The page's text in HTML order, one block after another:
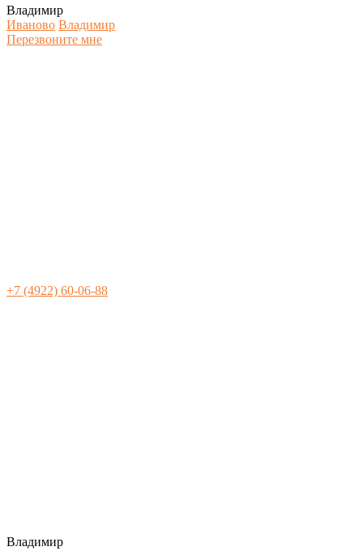
Владимир
Иваново Владимир
Перезвоните мне
+7 (4922) 60-06-88
Владимир